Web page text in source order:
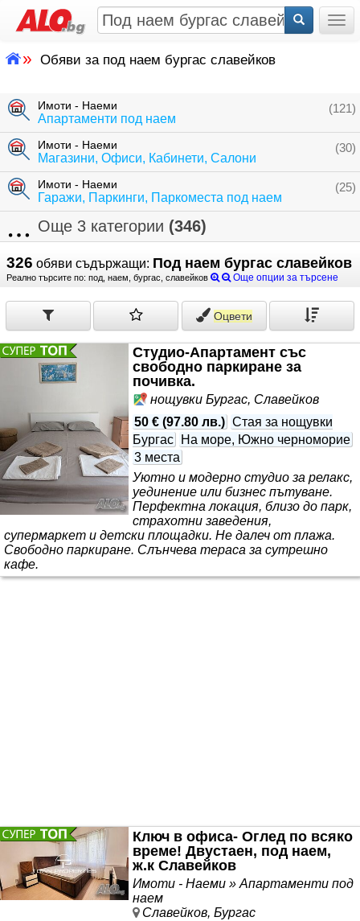
» Обяви за под наем бургас славейков
(121)
Имоти - Наеми
Апартаменти под наем
(30)
Имоти - Наеми
Магазини, Офиси, Кабинети, Салони
(25)
Имоти - Наеми
Гаражи, Паркинги, Паркоместа под наем
Още 3 категории (346)
326 обяви съдържащи: Под наем бургас славейков
Реално търсите по: под, наем, бургас, славейков Още опции за търсене
Оцвети
Студио-Апартамент със
свободно паркиране за
почивка.
нощувки Бургас, Славейков
50 € (97.80 лв.) Стая за нощувки
Бургас
На море, Южно черноморие
3 места
Уютно и модерно студио за релакс,
уединение или бизнес пътуване.
Перфектна локация, близо до парк,
страхотни заведения,
супермаркет и детски площадки. Не далеч от плажа.
Свободно паркиране. Слънчева тераса за сутрешно
кафе.
Ключ в офиса- Оглед по всяко
време! Двустаен, под наем,
ж.к Славейков
Имоти - Наеми » Апартаменти под
наем
Славейков, Бургас